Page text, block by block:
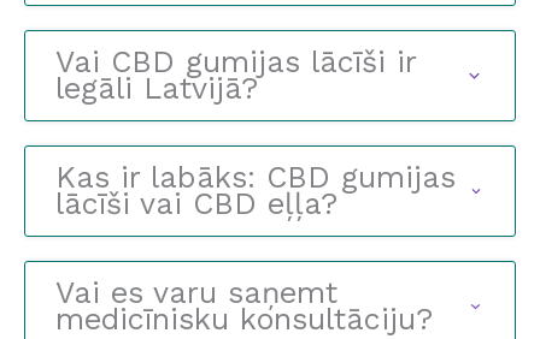
Vai CBD gumijas lācīši ir
legāli Latvijā?
Kas ir labāks: CBD gumijas
lācīši vai CBD eļļa?
Vai es varu saņemt
medicīnisku konsultāciju?